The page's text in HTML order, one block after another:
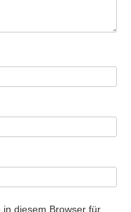
in diesem Browser für